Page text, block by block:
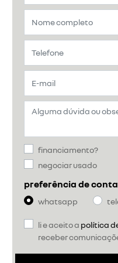
financiamento?
negociar usado
preferência de
whatsapp
li e aceito a política
receber